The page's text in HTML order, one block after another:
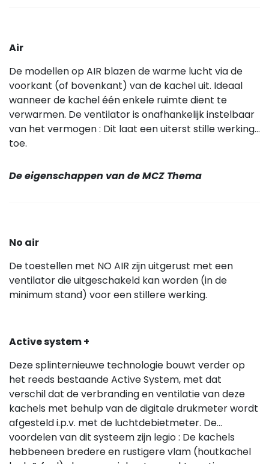
Air
De modellen op AIR blazen de warme lucht via de
voorkant (of bovenkant) van de kachel uit. Ideaal
wanneer de kachel één enkele ruimte dient te
verwarmen. De ventilator is onafhankelijk instelbaar
van het vermogen : Dit laat een uiterst stille werking
toe.
De eigenschappen van de MCZ Thema
No air
De toestellen met NO AIR zijn uitgerust met een
ventilator die uitgeschakeld kan worden (in de
minimum stand) voor een stillere werking.
Active system +
Deze splinternieuwe technologie bouwt verder op
het reeds bestaande Active System, met dat
verschil dat de verbranding en ventilatie van deze
kachels met behulp van de digitale drukmeter wordt
afgesteld i.p.v. met de luchtdebietmeter. De
voordelen van dit systeem zijn legio : De kachels
hebbeneen bredere en rustigere vlam (houtkachel